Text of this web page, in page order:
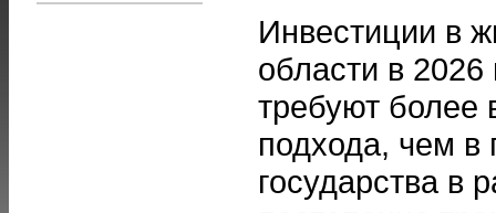
Инвестиции в
области в
требуют более
подхода, чем в
государства в